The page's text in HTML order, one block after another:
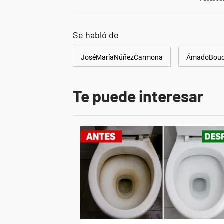
Se habló de
JoséMaríaNúñezCarmona
Te puede interesar